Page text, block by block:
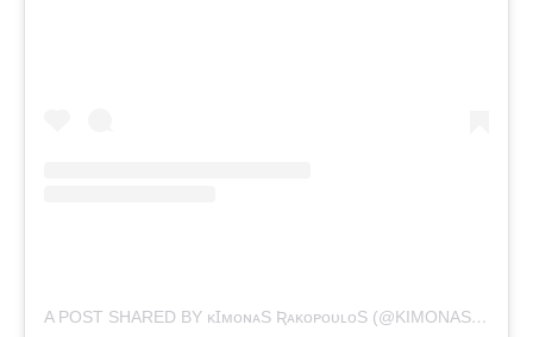
A POST SHARED BY ᴋꞮᴍᴏɴᴀS ƦᴀᴋᴏᴘᴏᴜʟᴏS (@KIMONAS.RAKOPOULOS)